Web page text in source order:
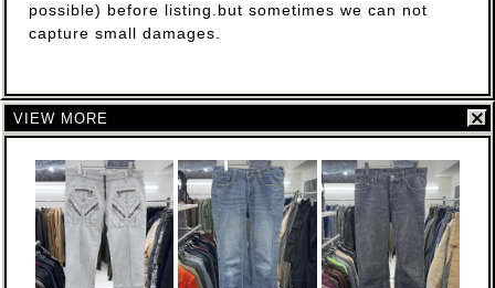
possible) before listing.but sometimes we can not
capture small damages.
VIEW MORE